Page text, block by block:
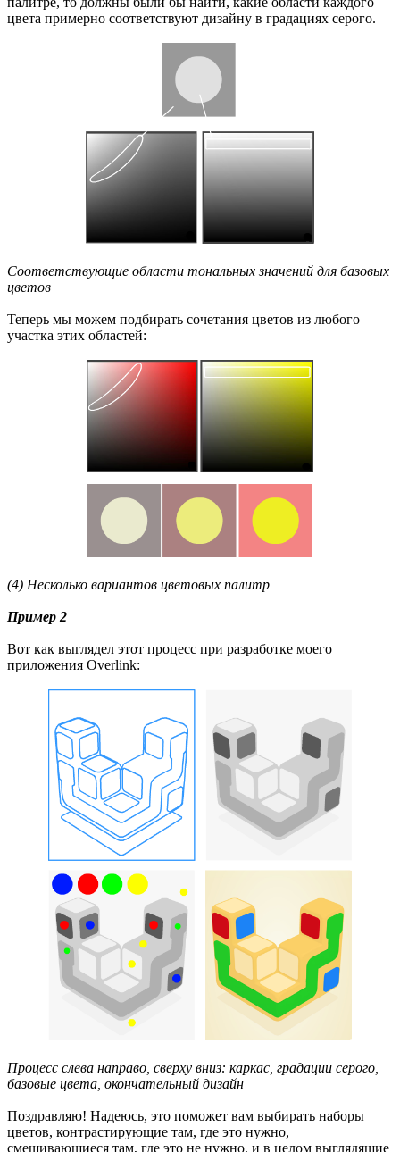
цвета примерно соответствуют дизайну в градациях серого.
Соответствующие области тональных значений для базовых
цветов
Теперь мы можем подбирать сочетания цветов из любого
участка этих областей:
(4) Несколько вариантов цветовых палитр
Пример 2
Вот как выглядел этот процесс при разработке моего
приложения Overlink:
Процесс слева направо, сверху вниз: каркас, градации серого,
базовые цвета, окончательный дизайн
Поздравляю! Надеюсь, это поможет вам выбирать наборы
цветов, контрастирующие там, где это нужно,
смешивающиеся там, где это не нужно, и в целом выглядящие